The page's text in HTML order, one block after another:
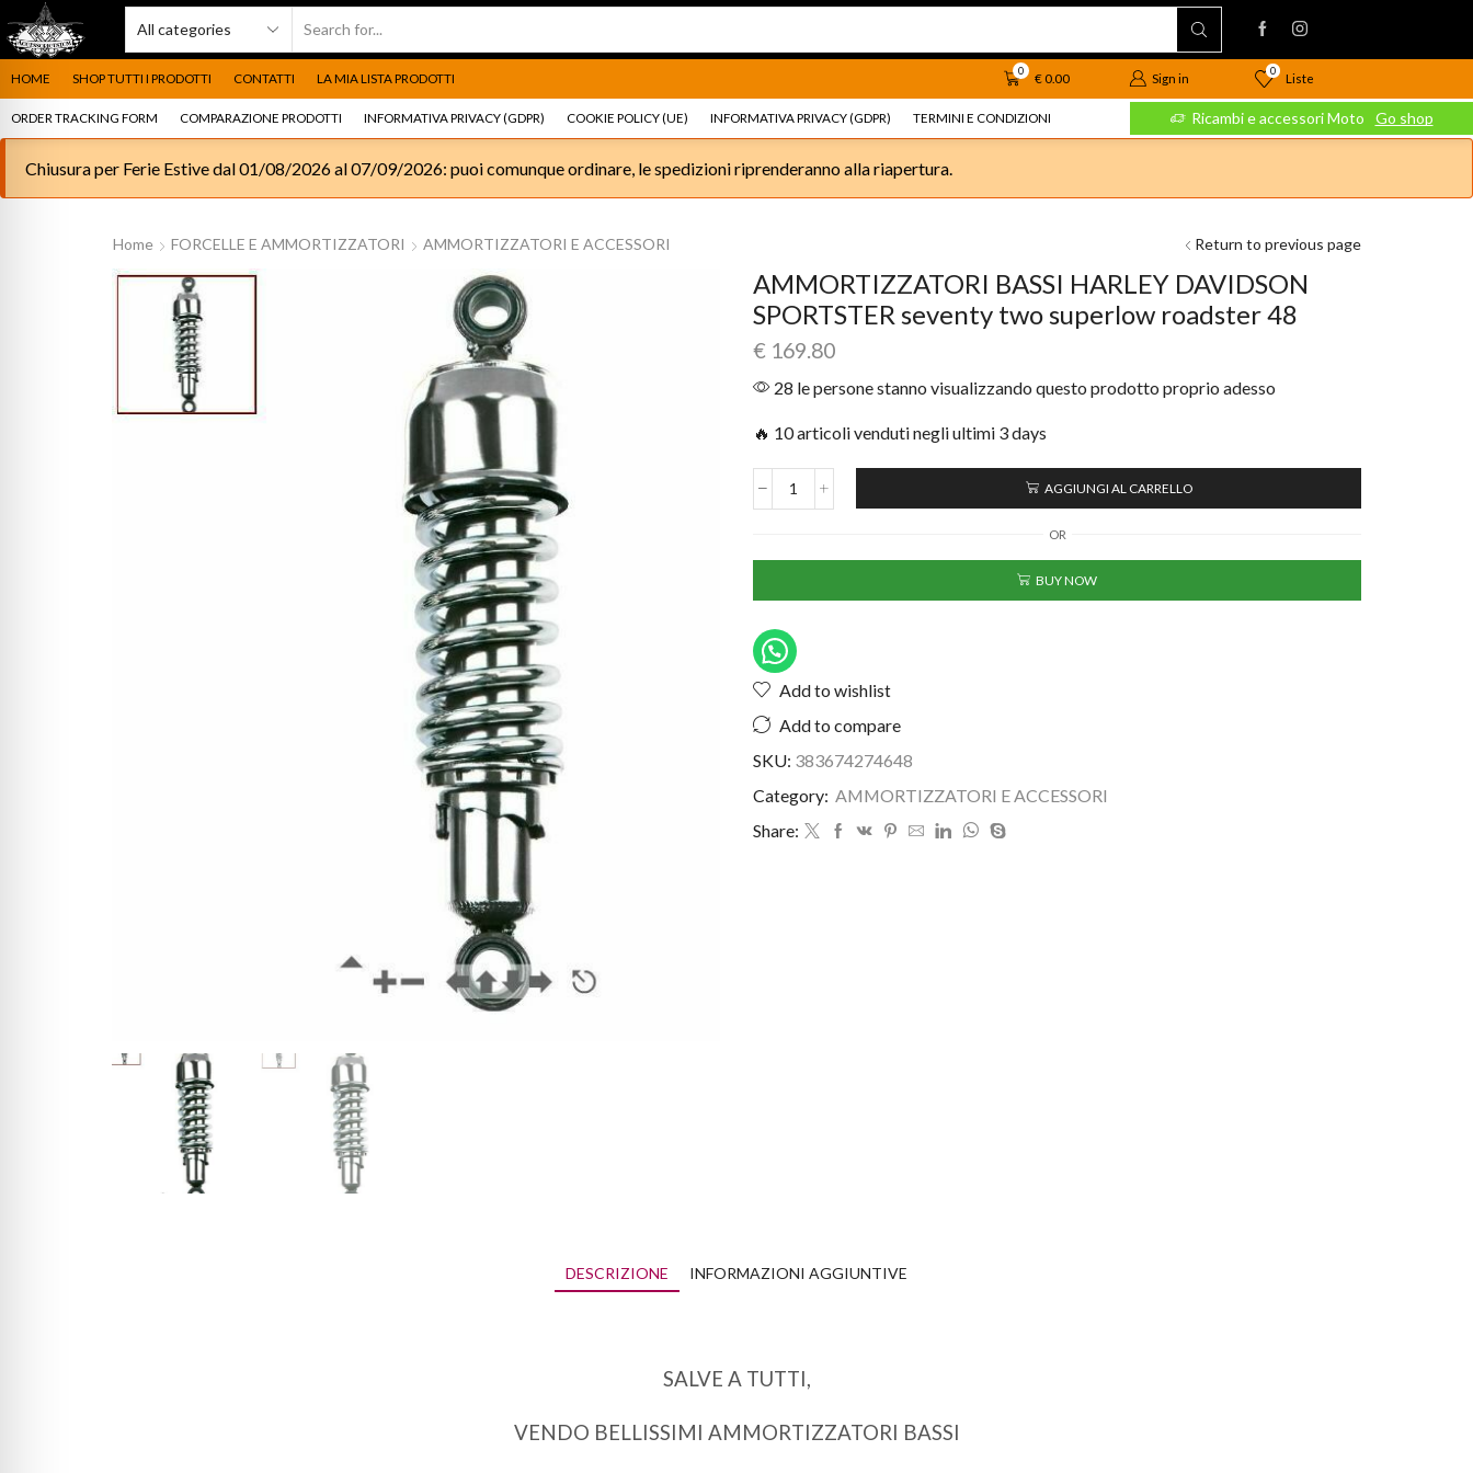
HOME SHOP TUTTI I PRODOTTI CONTATTI LA MIA LISTA PRODOTTI
0
€0.00 Sign in
0
Liste
ORDER TRACKING FORM COMPARAZIONE PRODOTTI INFORMATIVA PRIVACY (GDPR) COOKIE POLICY (UE) INFORMATIVA PRIVACY (GDPR) TERMINI E CONDIZIONI
Ricambi e accessori Moto Go shop Ricambi e accessori Moto Go shop Ricambi e accessori Moto Go shop
Chiusura per Ferie Estive dal 01/08/2026 al 07/09/2026: puoi comunque ordinare, le spedizioni riprenderanno alla riapertura.
Home FORCELLE E AMMORTIZZATORI AMMORTIZZATORI E ACCESSORI Return to previous page
AMMORTIZZATORI BASSI HARLEY DAVIDSON
SPORTSTER seventy two superlow roadster 48
€ 169.80
28 le persone stanno visualizzando questo prodotto proprio adesso
🔥 10 articoli venduti negli ultimi 3 days
AGGIUNGI AL CARRELLO
OR
BUY NOW
Add to wishlist
Add to compare
SKU: 383674274648
Category: AMMORTIZZATORI E ACCESSORI
Share:
DESCRIZIONE INFORMAZIONI AGGIUNTIVE
SALVE A TUTTI,
VENDO BELLISSIMI AMMORTIZZATORI BASSI